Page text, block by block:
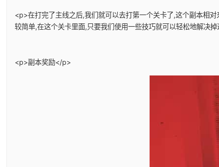
<p>在打完了主线之后,我们就可以去打第一个关卡了,这个副本相
较简单,在这个关卡里面,只要我们使用一些技巧就可以轻松地解决
<p>副本奖励</p>